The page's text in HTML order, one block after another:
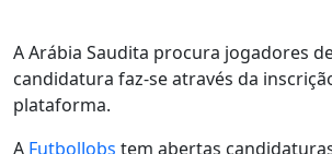
A Arábia Saudita procura jogadores
candidatura faz-se através da
plataforma.
A FutbolJobs tem abertas